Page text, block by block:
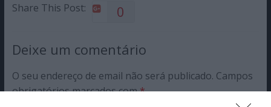
Share This Post: 0
Deixe um comentário
O seu endereço de email não será publicado. Campos
obrigatórios marcados com*